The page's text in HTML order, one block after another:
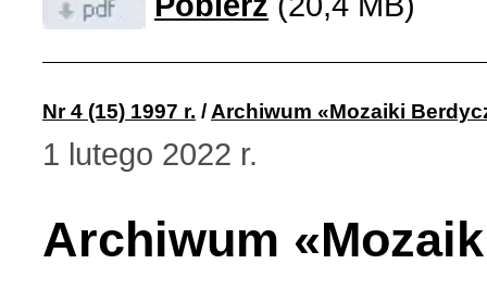
Nr 4 (15) 1997 r. / Archiwum «Mozaiki
1 lutego 2022 r.
Archiwum